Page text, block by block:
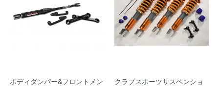
ボディダンパー&フロントメン
クラブスポーツサスペンショ